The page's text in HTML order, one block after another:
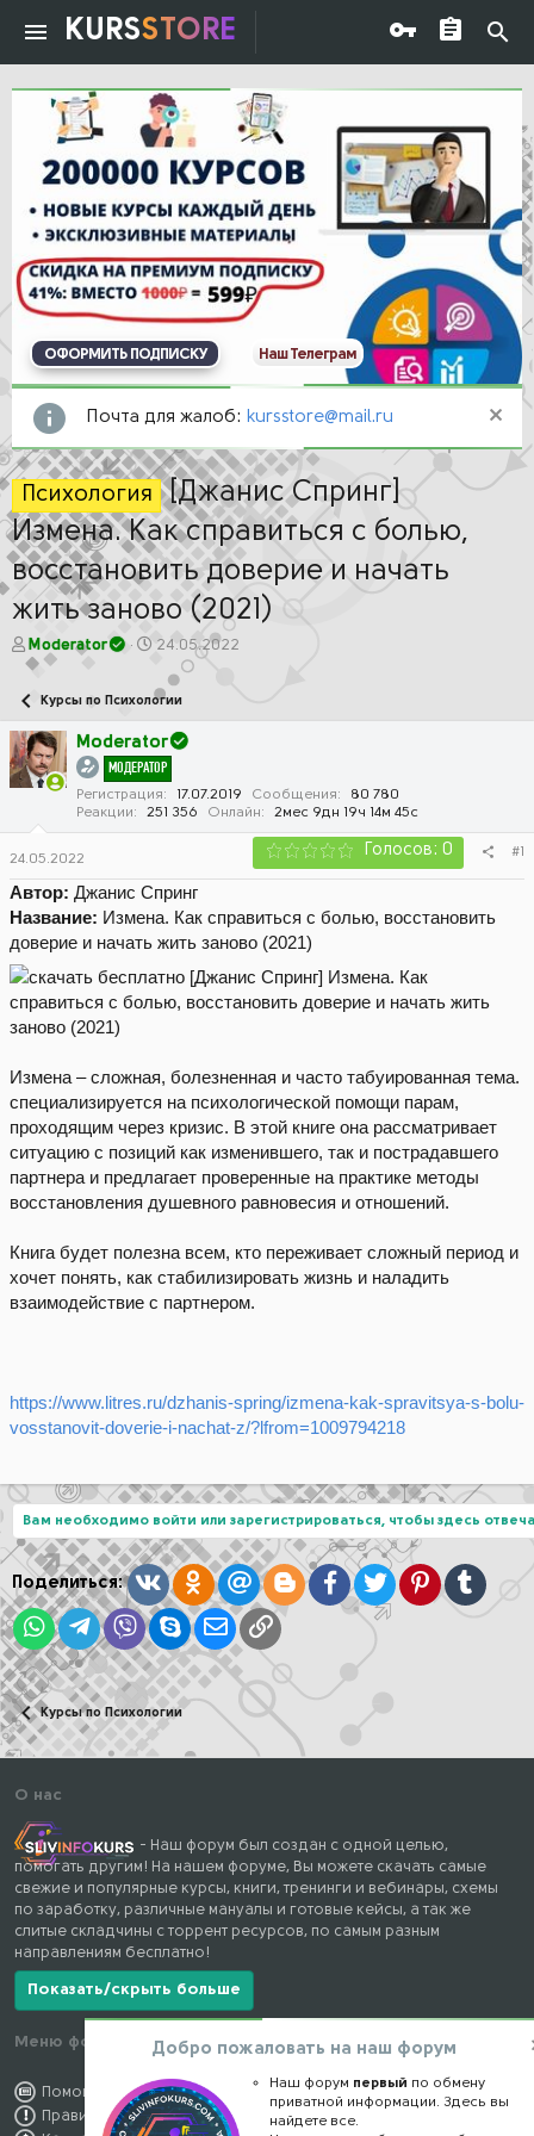
KURSSTORE
ОФОРМИТЬ ПОДПИСКУ Наш Телеграм
Почта для жалоб: kursstore@mail.ru
Психология [Джанис Спринг]
Измена. Как справиться с болью,
восстановить доверие и начать
жить заново (2021)
А
в
о
р
т
е
Moderator
Д
т
а
а
ч
а
л
а
24.05.2022
Курсы по Психологии
Moderator
МОДЕРАТОР
Регистрация 17.07.2019 Сообщения
80 780
Реакции
251 356 Онлайн 2мес 9дн 19ч 14м 45с
24.05.2022 Голосов: 0 #1
Автор: Джанис Спринг
Название: Измена. Как справиться с болью, восстановить
доверие и начать жить заново (2021)
Измена – сложная, болезненная и часто табуированная тема.
специализируется на психологической помощи парам,
проходящим через кризис. В этой книге она рассматривает
ситуацию с позиций как изменившего, так и пострадавшего
партнера и предлагает проверенные на практике методы
восстановления душевного равновесия и отношений.
Книга будет полезна всем, кто переживает сложный период и
хочет понять, как стабилизировать жизнь и наладить
взаимодействие с партнером.
https://www.litres.ru/dzhanis-spring/izmena-kak-spravitsya-s-bolu-
vosstanovit-doverie-i-nachat-z/?lfrom=1009794218
Вам необходимо войти или зарегистрироваться, чтобы здесь
Поделиться: ВконтактеОдноклассники
Mail.ruBloggerFacebook
TwitterPinterestTumblr
WhatsAppTelegram
ViberSkypeЭлектронная почта
Ссылка
Курсы по Психологии
О нас
- Наш форум был создан с одной целью,
помогать другим! На нашем форуме, Вы можете скачать самые
свежие и популярные курсы, книги, тренинги и вебинары, схемы
по заработку, различные мануалы и готовые кейсы, а так же
слитые складчины с торрент ресурсов, по самым разным
направлениям бесплатно!
Показать/скрыть больше
Меню форума
Помощь по форуму
Правила форума
Наши контакты
kursstore@mail.ru
Обратная связь
Добро пожаловать на наш форум
Наш форум первый по обмену
приватной информации. Здесь вы
найдете все.